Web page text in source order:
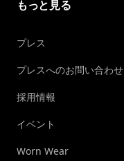
もっと見る
プレス
プレスへのお問い合わせ
採用情報
イベント
Worn Wear